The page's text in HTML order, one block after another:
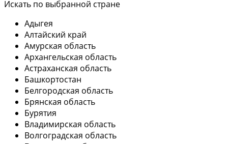
Искать по выбранной стране
Адыгея
Алтайский край
Амурская область
Архангельская область
Астраханская область
Башкортостан
Белгородская область
Брянская область
Бурятия
Владимирская область
Волгоградская область